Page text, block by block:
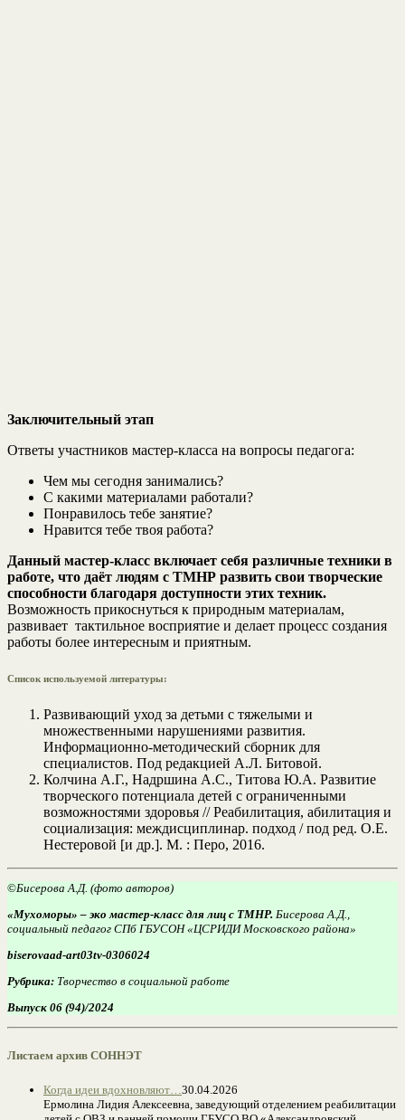
Заключительный этап
Ответы участников мастер-класса на вопросы педагога:
Чем мы сегодня занимались?
С какими материалами работали?
Понравилось тебе занятие?
Нравится тебе твоя работа?
Данный мастер-класс включает себя различные техники в
работе, что даёт людям с ТМНР развить свои творческие
способности благодаря доступности этих техник.
Возможность прикоснуться к природным материалам,
развивает тактильное восприятие и делает процесс создания
работы более интересным и приятным.
Список используемой литературы:
Развивающий уход за детьми с тяжелыми и
множественными нарушениями развития.
Информационно-методический сборник для
специалистов. Под редакцией А.Л. Битовой.
Колчина А.Г., Надршина А.С., Титова Ю.А. Развитие
творческого потенциала детей с ограниченными
возможностями здоровья // Реабилитация, абилитация и
социализация: междисциплинар. подход / под ред. О.Е.
Нестеровой [и др.]. М. : Перо, 2016.
©Бисерова А.Д. (фото авторов)
«Мухоморы» – эко мастер-класс для лиц с ТМНР. Бисерова А.Д.,
социальный педагог СПб ГБУСОН «ЦСРИДИ Московского района»
biserovaad-art03tv-0306024
Рубрика: Творчество в социальной работе
Выпуск 06 (94)/2024
Листаем архив СОННЭТ
Когда идеи вдохновляют…30.04.2026
Ермолина Лидия Алексеевна, заведующий отделением реабилитации